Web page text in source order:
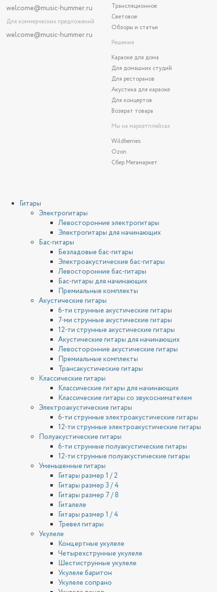
welcome@music-hummer.ru
Для коммерческих предложений
welcome@music-hummer.ru
Трансляционное
Световое
Обзоры и статьи
Решения
Караоке для дома
Для домашних студий
Для ресторанов
Акустика для караоке
Для концертов
Возврат товара
Мы на маркетплейсах
Wildberries
Ozon
Сбер Мегамаркет
Гитары
Электрогитары
Левосторонние электрогитары
Электрогитары для начинающих
Бас-гитары
Безладовые бас-гитары
Электроакустические бас-гитары
Левосторонние бас-гитары
Бас-гитары для начинающих
Премиальные комплекты
Акустические гитары
6-ти струнные акустические гитары
7-ми струнные акустические гитары
12-ти струнные акустические гитары
Акустические гитары для начинающих
Левосторонние акустические гитары
Премиальные комплекты
Трансакустические гитары
Классические гитары
Классические гитары для начинающих
Классические гитары со звукоснимателем
Электроакустические гитары
6-ти струнные электроакустические гитары
12-ти струнные электроакустические гитары
Полуакустические гитары
6-ти струнные полуакустические гитары
12-ти струнные полуакустические гитары
Уменьшенные гитары
Гитары размер 1 / 2
Гитары размер 3 / 4
Гитары размер 7 / 8
Гиталеле
Гитары размер 1 / 4
Тревел гитары
Укулеле
Концертные укулеле
Четырехструнные укулеле
Шестиструнные укулеле
Укулеле баритон
Укулеле сопрано